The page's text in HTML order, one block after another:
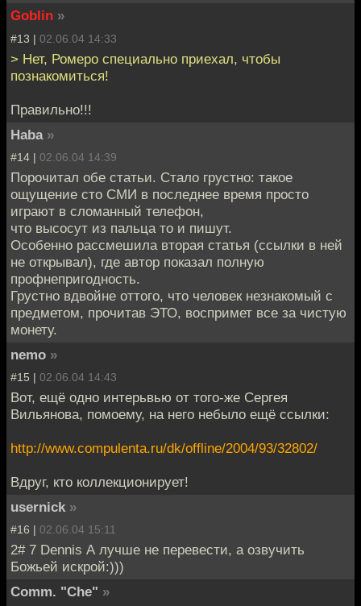
Goblin »
#13 | 02.06.04 14:33
> Нет, Ромеро специально приехал, чтобы
познакомиться!
Правильно!!!
Haba »
#14 | 02.06.04 14:39
Порочитал обе статьи. Стало грустно: такое
ощущение сто СМИ в последнее время просто
играют в сломанный телефон,
что высосут из пальца то и пишут.
Особенно рассмешила вторая статья (ссылки в ней
не открывал), где автор показал полную
профнепригодность.
Грустно вдвойне оттого, что человек незнакомый с
предметом, прочитав ЭТО, воспримет все за чистую
монету.
nemo »
#15 | 02.06.04 14:43
Вот, ещё одно интерьвью от того-же Сергея
Вильянова, помоему, на него небыло ещё ссылки:
http://www.compulenta.ru/dk/offline/2004/93/32802/
Вдруг, кто коллекционирует!
usernick »
#16 | 02.06.04 15:11
2# 7 Dennis А лучше не перевести, а озвучить
Божьей искрой:)))
Comm. "Che" »